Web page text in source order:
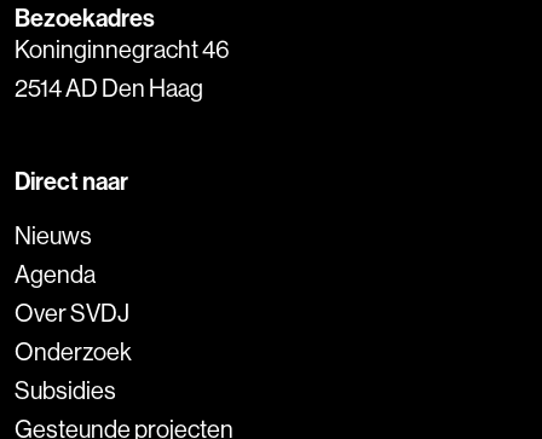
Bezoekadres
Koninginnegracht 46
2514 AD Den Haag
Direct naar
Nieuws
Agenda
Over SVDJ
Onderzoek
Subsidies
Gesteunde projecten